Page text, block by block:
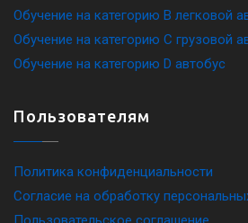
Обучение на категорию B легковой
Обучение на категорию C грузовой
Обучение на категорию D автобус
Пользователям
Политика конфиденциальности
Согласие на обработку